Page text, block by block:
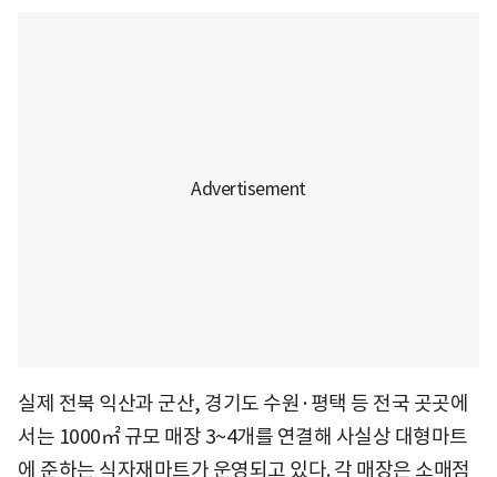
실제 전북 익산과 군산, 경기도 수원·평택 등 전국 곳곳에
서는 1000㎡ 규모 매장 3~4개를 연결해 사실상 대형마트
에 준하는 식자재마트가 운영되고 있다. 각 매장은 소매점